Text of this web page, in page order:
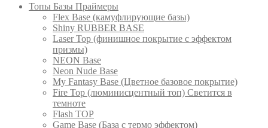
Топы Базы Праймеры
Flex Base (камуфлирующие базы)
Shiny RUBBER BASE
Laser Top (финишное покрытие с эффектом
призмы)
NEON Base
Neon Nude Base
My Fantasy Base (Цветное базовое покрытие)
Fire Top (люминисцентный топ) Светится в
темноте
Flash TOP
Game Base (База с термо эффектом)